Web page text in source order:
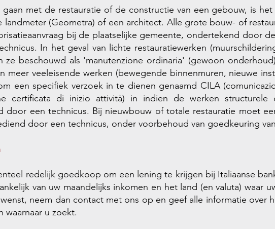
met de restauratie of de constructie van een gebouw, is
landmeter (Geometra) of een architect. Alle grote bouw- of
bij de plaatselijke gemeente, ondertekend door
In het geval van lichte restauratiewerken
ze beschouwd als 'manutenzione ordinaria' (gewoon
meer veeleisende werken (bewegende binnenmuren, nieuwe
een ​​specifiek verzoek in te dienen genaamd CILA
certificata di inizio attività) in indien de werken
door een technicus. Bij nieuwbouw of totale restauratie moet
door een technicus, onder voorbehoud van goedkeuring
redelijk goedkoop om een ​​lening te krijgen bij Italiaanse
van uw maandelijks inkomen en het land (en valuta) waar
neem dan contact met ons op en geef alle informatie
waarnaar u zoekt.